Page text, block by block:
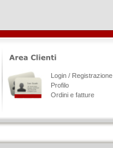
Login / Registrazione
Profilo
Ordini e fatture